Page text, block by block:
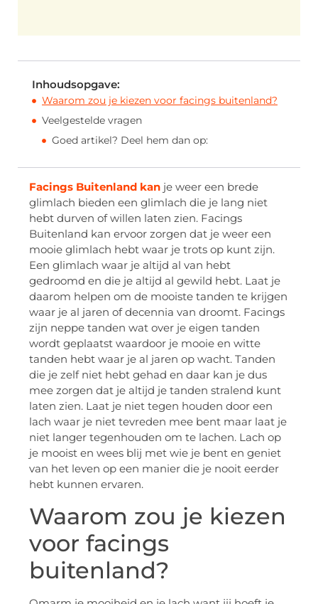
Inhoudsopgave:
Waarom zou je kiezen voor facings buitenland?
Veelgestelde vragen
Goed artikel? Deel hem dan op:
Facings Buitenland kan je weer een brede
glimlach bieden een glimlach die je lang niet
hebt durven of willen laten zien. Facings
Buitenland kan ervoor zorgen dat je weer een
mooie glimlach hebt waar je trots op kunt zijn.
Een glimlach waar je altijd al van hebt
gedroomd en die je altijd al gewild hebt. Laat je
daarom helpen om de mooiste tanden te krijgen
waar je al jaren of decennia van droomt. Facings
zijn neppe tanden wat over je eigen tanden
wordt geplaatst waardoor je mooie en witte
tanden hebt waar je al jaren op wacht. Tanden
die je zelf niet hebt gehad en daar kan je dus
mee zorgen dat je altijd je tanden stralend kunt
laten zien. Laat je niet tegen houden door een
lach waar je niet tevreden mee bent maar laat je
niet langer tegenhouden om te lachen. Lach op
je mooist en wees blij met wie je bent en geniet
van het leven op een manier die je nooit eerder
hebt kunnen ervaren.
Waarom zou je kiezen
voor facings
buitenland?